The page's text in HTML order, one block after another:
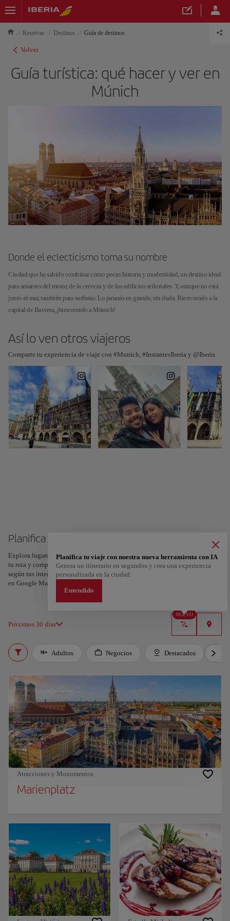
Reservar Destinos Guía de destinos
Volver
Guía turística: qué hacer y ver en
Múnich
Donde el eclecticismo toma su nombre
Ciudad que ha sabido combinar como pocas historia y modernidad, un destino ideal
para amantes del motor, de la cerveza y de los edificios señoriales. Y, aunque no está
junto al mar, también para surfistas. Lo pasarás en grande, sin duda. Bienvenido a la
capital de Baviera, ¡bienvenido a Múnich!
Así lo ven otros viajeros
Comparte tu experiencia de viaje con #Munich, #InstantesIberia y @Iberia
Planifica tu viaje a Múnich
Explora lugares, experiencias y marca con el corazón tus favoritos para crear
tu ruta y compartirla. ¿Quieres más ideas? Obtén un itinerario personalizado
según tus intereses y la duración de tu viaje: en sólo dos pasos y descargable
en Google Maps.
Próximos 30 días
NUEVO
Planifica tu viaje con nuestra nueva herramienta con IA
Genera un itinerario en segundos y crea una experiencia
personalizada en la ciudad.
Entendido
Adultos Negocios Destacados
Atracciones y Monumentos
Marienplatz